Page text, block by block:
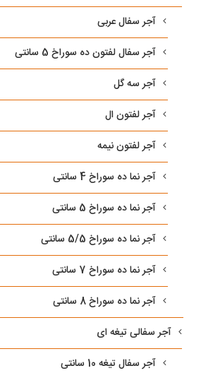
آجر سفال عربی
آجر سفال لفتون ده سوراخ 5 سانتی
آجر سه گل
آجر لفتون ال
آجر لفتون نیمه
آجر نما ده سوراخ 4 سانتی
آجر نما ده سوراخ 5 سانتی
آجر نما ده سوراخ 5/5 سانتی
آجر نما ده سوراخ 7 سانتی
آجر نما ده سوراخ 8 سانتی
آجر سفالی تیغه ای
آجر سفال تیغه 10 سانتی